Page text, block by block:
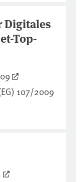
Digitales
Top-
107/2009